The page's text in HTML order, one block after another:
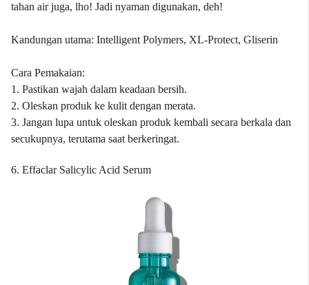
tahan air juga, lho! Jadi nyaman digunakan, deh!
Kandungan utama: Intelligent Polymers, XL-Protect, Gliserin
Cara Pemakaian:
1. Pastikan wajah dalam keadaan bersih.
2. Oleskan produk ke kulit dengan merata.
3. Jangan lupa untuk oleskan produk kembali secara berkala dan
secukupnya, terutama saat berkeringat.
6. Effaclar Salicylic Acid Serum